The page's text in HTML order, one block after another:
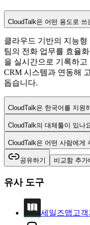
CloudTalk은 어떤 용도로
클라우드 기반의 지능
팀의 전화 업무를 효율
을 실시간으로 기록하
CRM 시스템과 연동해
돕습니다.
CloudTalk은 한국어를 지원
CloudTalk의 대체툴이 있나
CloudTalk은 어떤 사람에게
공유하기 비교함 추가
유사 도구
세일즈맵 고